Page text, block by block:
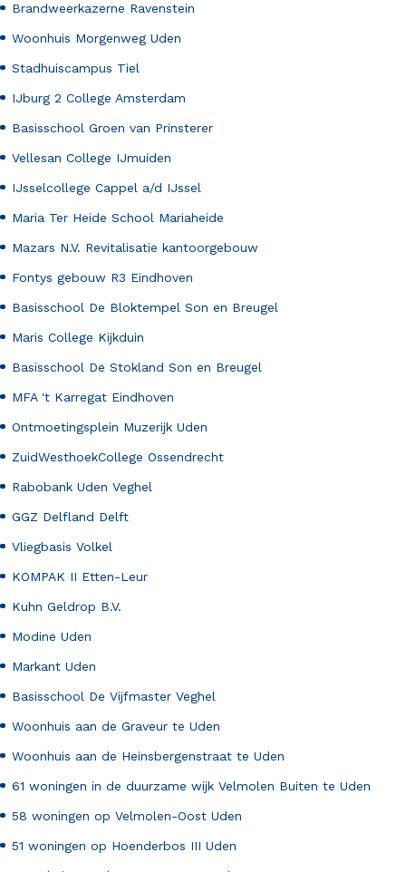
Brandweerkazerne Ravenstein
Woonhuis Morgenweg Uden
Stadhuiscampus Tiel
IJburg 2 College Amsterdam
Basisschool Groen van Prinsterer
Vellesan College IJmuiden
IJsselcollege Cappel a/d IJssel
Maria Ter Heide School Mariaheide
Mazars N.V. Revitalisatie kantoorgebouw
Fontys gebouw R3 Eindhoven
Basisschool De Bloktempel Son en Breugel
Maris College Kijkduin
Basisschool De Stokland Son en Breugel
MFA 't Karregat Eindhoven
Ontmoetingsplein Muzerijk Uden
ZuidWesthoekCollege Ossendrecht
Rabobank Uden Veghel
GGZ Delfland Delft
Vliegbasis Volkel
KOMPAK II Etten-Leur
Kuhn Geldrop B.V.
Modine Uden
Markant Uden
Basisschool De Vijfmaster Veghel
Woonhuis aan de Graveur te Uden
Woonhuis aan de Heinsbergenstraat te Uden
61 woningen in de duurzame wijk Velmolen Buiten te Uden
58 woningen op Velmolen-Oost Uden
51 woningen op Hoenderbos III Uden